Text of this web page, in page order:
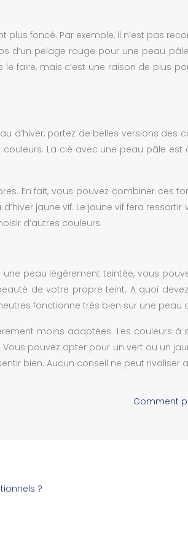
foncé. Par exemple, il n’est pas
d’un pelage rouge pour une peau
faire, mais c’est une raison de plus
portez de belles versions des
La clé avec une peau pâle
En fait, vous pouvez combiner ces
jaune vif. Le jaune vif fera
d’autres couleurs.
peau légèrement teintée, vous
de votre propre teint. A quoi
fonctionne très bien sur une peau
moins adaptées. Les couleurs
pouvez opter pour un vert ou un
bien. Aucun conseil ne peut rivaliser
Comment
?